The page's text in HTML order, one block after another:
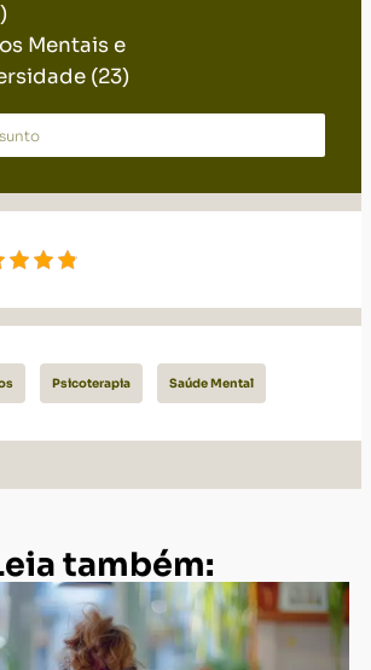
Mentais e
(23)
Psicoterapia Saúde Mental
também: